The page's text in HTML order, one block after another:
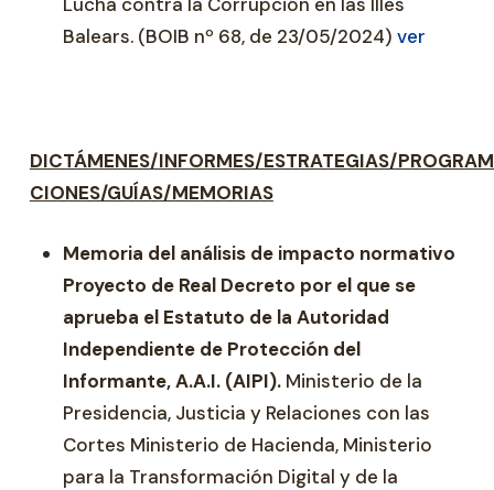
Balears. (BOIB nº 68, de 23/05/2024) ver
DICTÁMENES/INFORMES/ESTRATEGIAS/
CIONES/GUÍAS/MEMORIAS
Memoria del análisis de impacto normativo
Proyecto de Real Decreto por el que se
aprueba el Estatuto de la Autoridad
Independiente de Protección del
Informante, A.A.I. (AIPI). Ministerio de la
Presidencia, Justicia y Relaciones con las
Cortes Ministerio de Hacienda, Ministerio
para la Transformación Digital y de la